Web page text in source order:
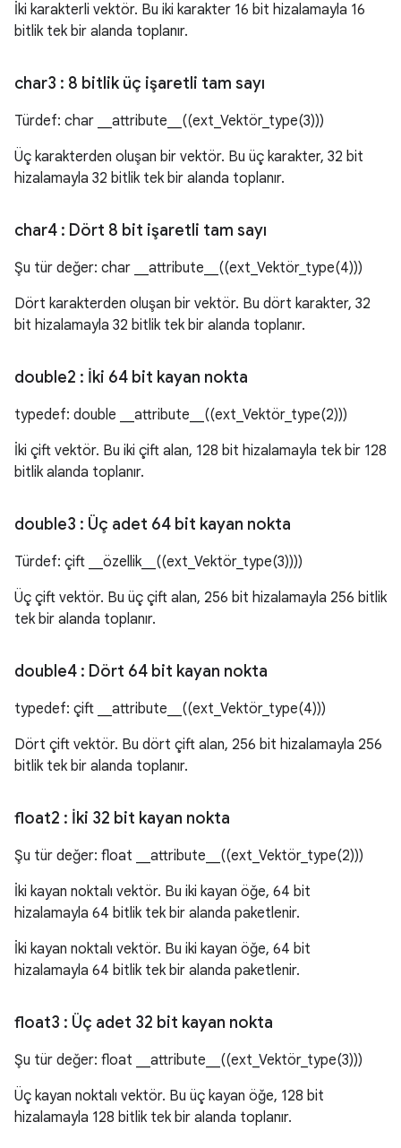
İki karakterli vektör. Bu iki karakter 16 bit hizalamayla 16
bitlik tek bir alanda toplanır.
char3 : 8 bitlik üç işaretli tam sayı
Türdef: char __attribute__((ext_Vektör_type(3)))
Üç karakterden oluşan bir vektör. Bu üç karakter, 32 bit
hizalamayla 32 bitlik tek bir alanda toplanır.
char4 : Dört 8 bit işaretli tam sayı
Şu tür değer: char __attribute__((ext_Vektör_type(4)))
Dört karakterden oluşan bir vektör. Bu dört karakter, 32
bit hizalamayla 32 bitlik tek bir alanda toplanır.
double2 : İki 64 bit kayan nokta
typedef: double __attribute__((ext_Vektör_type(2)))
İki çift vektör. Bu iki çift alan, 128 bit hizalamayla tek bir 128
bitlik alanda toplanır.
double3 : Üç adet 64 bit kayan nokta
Türdef: çift __özellik__((ext_Vektör_type(3))))
Üç çift vektör. Bu üç çift alan, 256 bit hizalamayla 256 bitlik
tek bir alanda toplanır.
double4 : Dört 64 bit kayan nokta
typedef: çift __attribute__((ext_Vektör_type(4)))
Dört çift vektör. Bu dört çift alan, 256 bit hizalamayla 256
bitlik tek bir alanda toplanır.
float2 : İki 32 bit kayan nokta
Şu tür değer: float __attribute__((ext_Vektör_type(2)))
İki kayan noktalı vektör. Bu iki kayan öğe, 64 bit
hizalamayla 64 bitlik tek bir alanda paketlenir.
İki kayan noktalı vektör. Bu iki kayan öğe, 64 bit
hizalamayla 64 bitlik tek bir alanda paketlenir.
float3 : Üç adet 32 bit kayan nokta
Şu tür değer: float __attribute__((ext_Vektör_type(3)))
Üç kayan noktalı vektör. Bu üç kayan öğe, 128 bit
hizalamayla 128 bitlik tek bir alanda toplanır.